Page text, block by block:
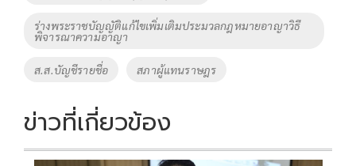
ร่างพระราชบัญญัติแก้ไขเพิ่มเติมประมวลกฎหมายอาญาวิธี
พิจารณาความอาญา
ส.ส.บัญชีรายชื่อ สภาผู้แทนราษฎร
ข่าวที่เกี่ยวข้อง